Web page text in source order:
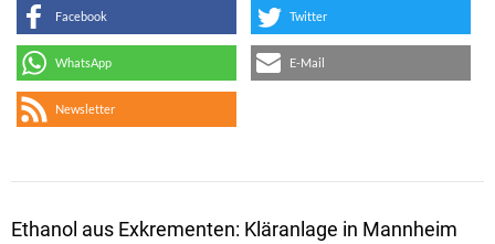
Facebook Twitter
WhatsApp E-Mail
Newsletter
Ethanol aus Exkrementen: Kläranlage in Mannheim